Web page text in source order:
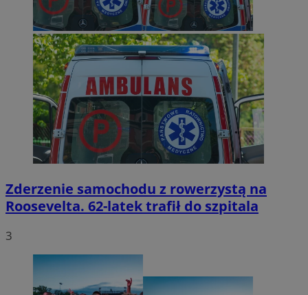
Zderzenie samochodu z rowerzystą na
Roosevelta. 62-latek trafił do szpitala
3